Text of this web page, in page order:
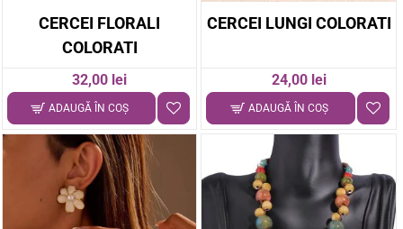
CERCEI FLORALI
COLORATI
32,00 lei
ADAUGĂ ÎN COŞ
CERCEI LUNGI COLORATI
24,00 lei
ADAUGĂ ÎN COŞ